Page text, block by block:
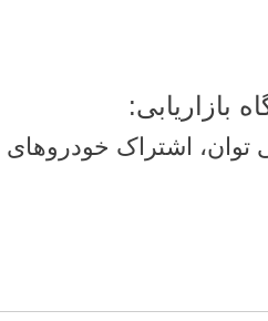
توان، اشتراک خودروهای